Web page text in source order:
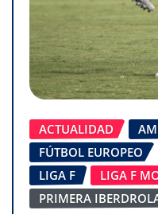
ACTUALIDAD
FÚTBOL EUROPEO
LIGA F
LIGA F
PRIMERA